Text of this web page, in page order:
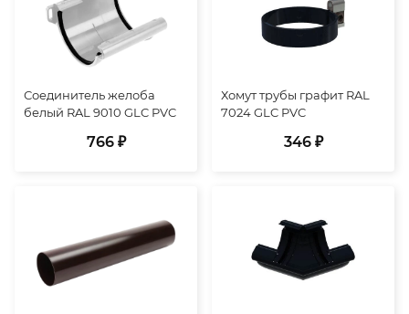
Соединитель желоба
белый RAL 9010 GLC PVC
766 ₽
Хомут трубы графит RAL
7024 GLC PVC
346 ₽